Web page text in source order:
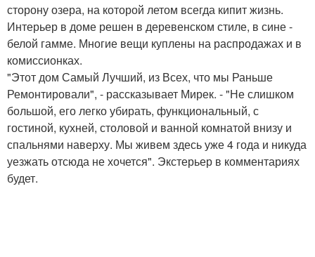
сторону озера, на которой летом всегда кипит жизнь.
Интерьер в доме решен в деревенском стиле, в сине -
белой гамме. Многие вещи куплены на распродажах и в
комиссионках.
"Этот дом Самый Лучший, из Всех, что мы Раньше
Ремонтировали", - рассказывает Мирек. - "Не слишком
большой, его легко убирать, функциональный, с
гостиной, кухней, столовой и ванной комнатой внизу и
спальнями наверху. Мы живем здесь уже 4 года и никуда
уезжать отсюда не хочется". Экстерьер в комментариях
будет.